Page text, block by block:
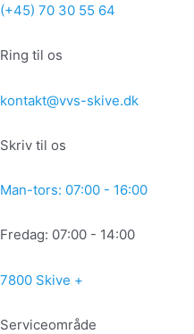
Gå
indholdet
(+45) 70 30 55 64
Ring til os
kontakt@vvs-skive.dk
Skriv til os
Man-tors: 07:00 - 16:00
Fredag: 07:00 - 14:00
7800 Skive +
Serviceområde